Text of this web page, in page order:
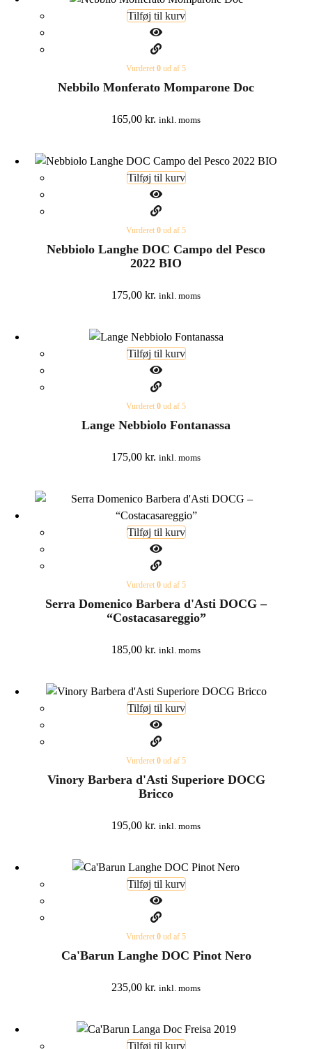
Tilføj til kurv
Vurderet 0 ud af 5
Nebbilo Monferato Momparone Doc
165,00 kr. inkl. moms
Tilføj til kurv
Vurderet 0 ud af 5
Nebbiolo Langhe DOC Campo del Pesco
2022 BIO
175,00 kr. inkl. moms
Tilføj til kurv
Vurderet 0 ud af 5
Lange Nebbiolo Fontanassa
175,00 kr. inkl. moms
Tilføj til kurv
Vurderet 0 ud af 5
Serra Domenico Barbera d'Asti DOCG –
“Costacasareggio”
185,00 kr. inkl. moms
Tilføj til kurv
Vurderet 0 ud af 5
Vinory Barbera d'Asti Superiore DOCG
Bricco
195,00 kr. inkl. moms
Tilføj til kurv
Vurderet 0 ud af 5
Ca'Barun Langhe DOC Pinot Nero
235,00 kr. inkl. moms
Tilføj til kurv